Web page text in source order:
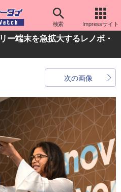
検索 Impressサイト
ー端末を急拡大するレノボ・
次の画像